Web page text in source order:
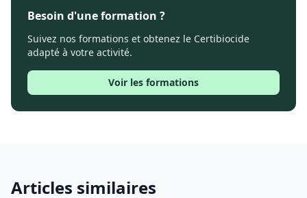
Besoin d'une formation ?
Suivez nos formations et obtenez le Certibiocide
adapté à votre activité.
Voir les formations
Articles similaires